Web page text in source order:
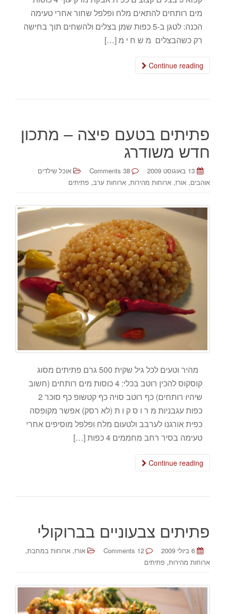
מים רותחים להתאים מלח ופלפל שחור אחרי טעימה
הכנה: לטגן ב-5 כפות שמן בצלים ולהשחים תוך בחישה
רק כשהבצלים מ ש ח י מ […]
Continue reading
פתיתים בטעם פיצה – מתכון
חדש משודרג
13 באוגוסט 2009 38 Comments
אוכל שילדים
אוהבים, אורז, ארוחות מהירות, ארוחות ערב, פתיתים
מהיר וטעים לכל גיל שקית 500 גרם פתיתים מסוג
קוסקוס להכין רוטב בכלי: 4 כוסות מים רותחים (חשוב
שיהיו רותחים) כף רוטב סויה כף קטשופ כף סוכר 2
כפות עגבניות מ ר ו ס ק ו ת (לא רסק) אפשר מקופסה
כפית אורגנו לערבב ולטעום מלח ופלפל מוסיפים אחרי
טעימה בסיר רחב מחממים 4 כפות […]
Continue reading
פתיתים צבעוניים בברוקולי
6 ביולי 2009 12 Comments אורז, ארוחות במחבת,
ארוחות מהירות, פתיתים